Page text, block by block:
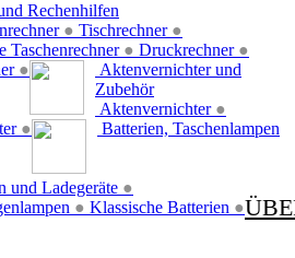
Rechenhilfen
● Tischrechner ●
Taschenrechner ● Druckrechner ●
●
Aktenvernichter und
Zubehör
Aktenvernichter ●
● Batterien, Taschenlampen
und Ladegeräte ●
● Klassische Batterien ●